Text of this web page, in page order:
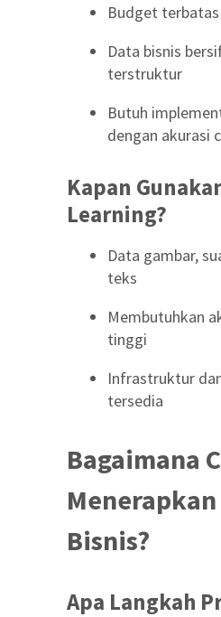
Budget terbatas
Data bisnis
terstruktur
Butuh
dengan akurasi
Kapan
Learning?
Data gambar,
teks
Membutuhkan
tinggi
Infrastruktur
tersedia
Bagaimana
Menerapkan
Bisnis?
Apa Langkah